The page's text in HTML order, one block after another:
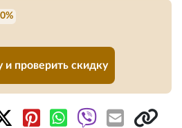
и проверить скидку